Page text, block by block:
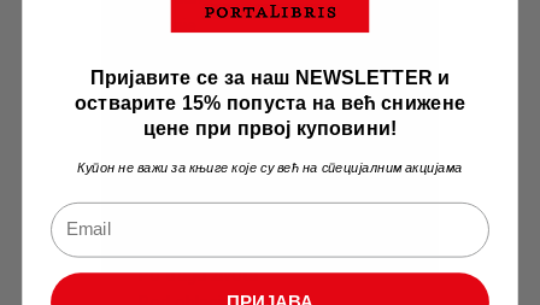
Pesnikova nagrada
Suze
Nirvana
Novi dani
Po tragu života
Пријавите се за наш NEWSLETTER и
остварите 15% попуста на већ снижене
цене при првој куповини!
Купон не важи за књиге које су већ на специјалним акцијама